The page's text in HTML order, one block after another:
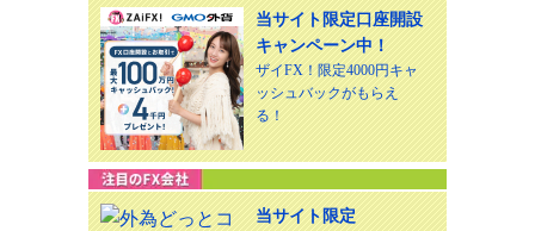
当サイト限定口座開設
キャンペーン中！
ザイFX！限定4000円キャ
ッシュバックがもらえ
る！
当サイト限定